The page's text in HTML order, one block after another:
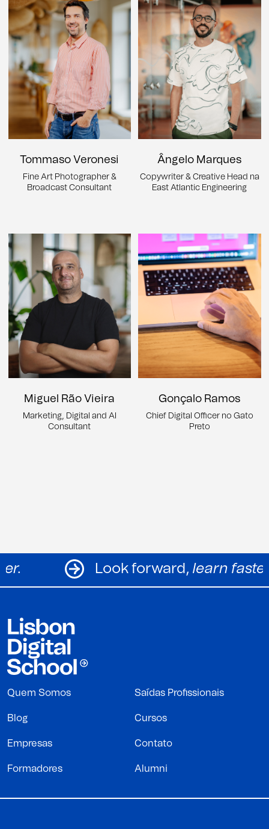
Tommaso Veronesi
Fine Art Photographer &
Broadcast Consultant
Ângelo Marques
Copywriter & Creative Head na
East Atlantic Engineering
Miguel Rão Vieira
Marketing, Digital and AI
Consultant
Gonçalo Ramos
Chief Digital Officer no Gato
Preto
faster. Look forward,
Quem Somos Saídas Profissionais
Blog Cursos
Empresas Contato
Formadores Alumni